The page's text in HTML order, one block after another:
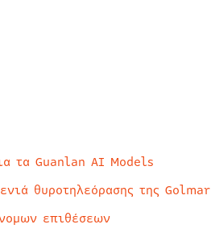
τα Guanlan AI Models
θυροτηλεόρασης της Golmar
επιθέσεων